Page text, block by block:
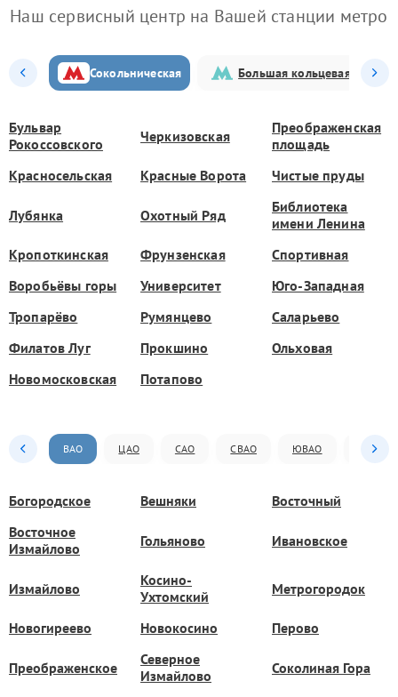
Наш сервисный центр на Вашей станции метро
Сокольническая Большая кольцевая
Бульвар
Рокоссовского
Черкизовская
Преображенская
площадь
Красносельская
Красные Ворота Чистые пруды
Лубянка Охотный Ряд
Библиотека
имени Ленина
Кропоткинская
Фрунзенская
Спортивная
Воробьёвы горы
Университет
Юго-Западная
Тропарёво
Румянцево
Саларьево
Филатов Луг
Прокшино
Ольховая
Новомосковская
Потапово
ВАО ЦАО САО СВАО ЮВАО ЮАО
Богородское Вешняки
Восточный
Восточное
Измайлово
Гольяново Ивановское
Измайлово
Косино-
Ухтомский
Метрогородок
Новогиреево Новокосино Перово
Преображенское
Северное
Измайлово
Соколиная Гора